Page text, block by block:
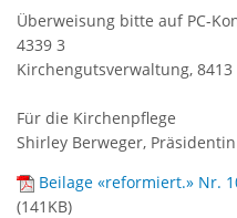
Überweisung bitte auf PC-
4339 3
Kirchengutsverwaltung,
Für die Kirchenpflege
Shirley Berweger, Präsidentin
Beilage «reformiert.» Nr.
(141KB)